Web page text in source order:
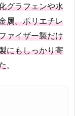
グラフェンや水
属。ポリエチレ
ァイザー製だけ
にもしっかり寄
。